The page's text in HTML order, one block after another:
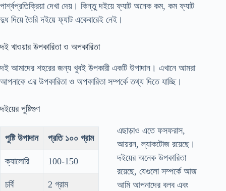
পার্শ্বপ্রতিক্রিয়া দেখা দেয়। কিন্তু দইয়ে ফ্যাট অনেক কম, কম ফ্যাট
দুধ দিয়ে তৈরি দইয়ে ফ্যাট একেবারেই নেই।
দই খাওয়ার উপকারিতা ও অপকারিতা
দই আমাদের শহরের জন্য খুবই উপকারী একটি উপাদান। এখানে আমরা
আপনাকে এর উপকারিতা ও অপকারিতা সম্পর্কে তথ্য দিতে যাচ্ছি।
দইয়ের পুষ্টিগুণ
পুষ্টি উপাদান প্রতি ১০০ গ্রাম
ক্যালোরি 100-150
চর্বি 2 গ্রাম
এছাড়াও এতে ফসফরাস,
আয়রন, ল্যাকটোজ রয়েছে।
দইয়ের অনেক উপকারিতা
রয়েছে, যেগুলো সম্পর্কে আজ
আমি আপনাদের বলব এবং